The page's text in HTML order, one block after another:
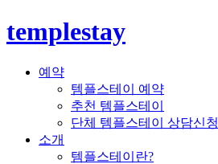
templestay
예약
템플스테이 예약
추천 템플스테이
단체 템플스테이 상담신청
소개
템플스테이란?